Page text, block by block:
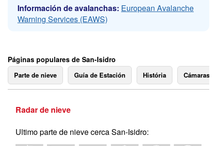
Información de avalanchas: European Avalanche
Warning Services (EAWS)
Páginas populares de San-Isidro
Parte de nieve Guía de Estación História Cámaras
Radar de nieve
Ultimo parte de nieve cerca San-Isidro: